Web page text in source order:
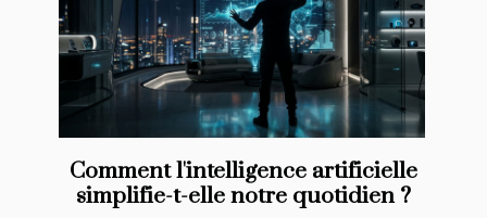
Comment l'intelligence artificielle
simplifie-t-elle notre quotidien ?